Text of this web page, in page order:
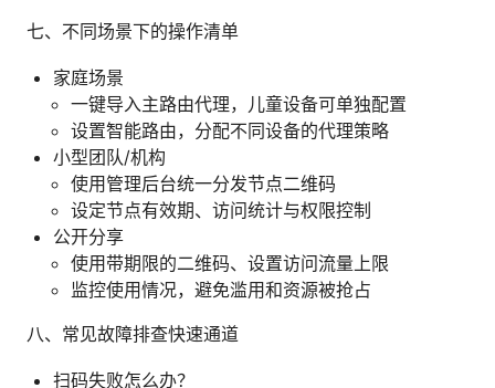
七、不同场景下的操作清单
家庭场景
一键导入主路由代理，儿童设备可单独配置
设置智能路由，分配不同设备的代理策略
小型团队/机构
使用管理后台统一分发节点二维码
设定节点有效期、访问统计与权限控制
公开分享
使用带期限的二维码、设置访问流量上限
监控使用情况，避免滥用和资源被抢占
八、常见故障排查快速通道
扫码失败怎么办？